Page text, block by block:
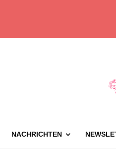
NACHRICHTEN